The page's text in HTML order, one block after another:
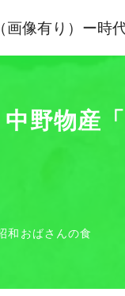
像有り）ー時
野物産
和おばさんの食